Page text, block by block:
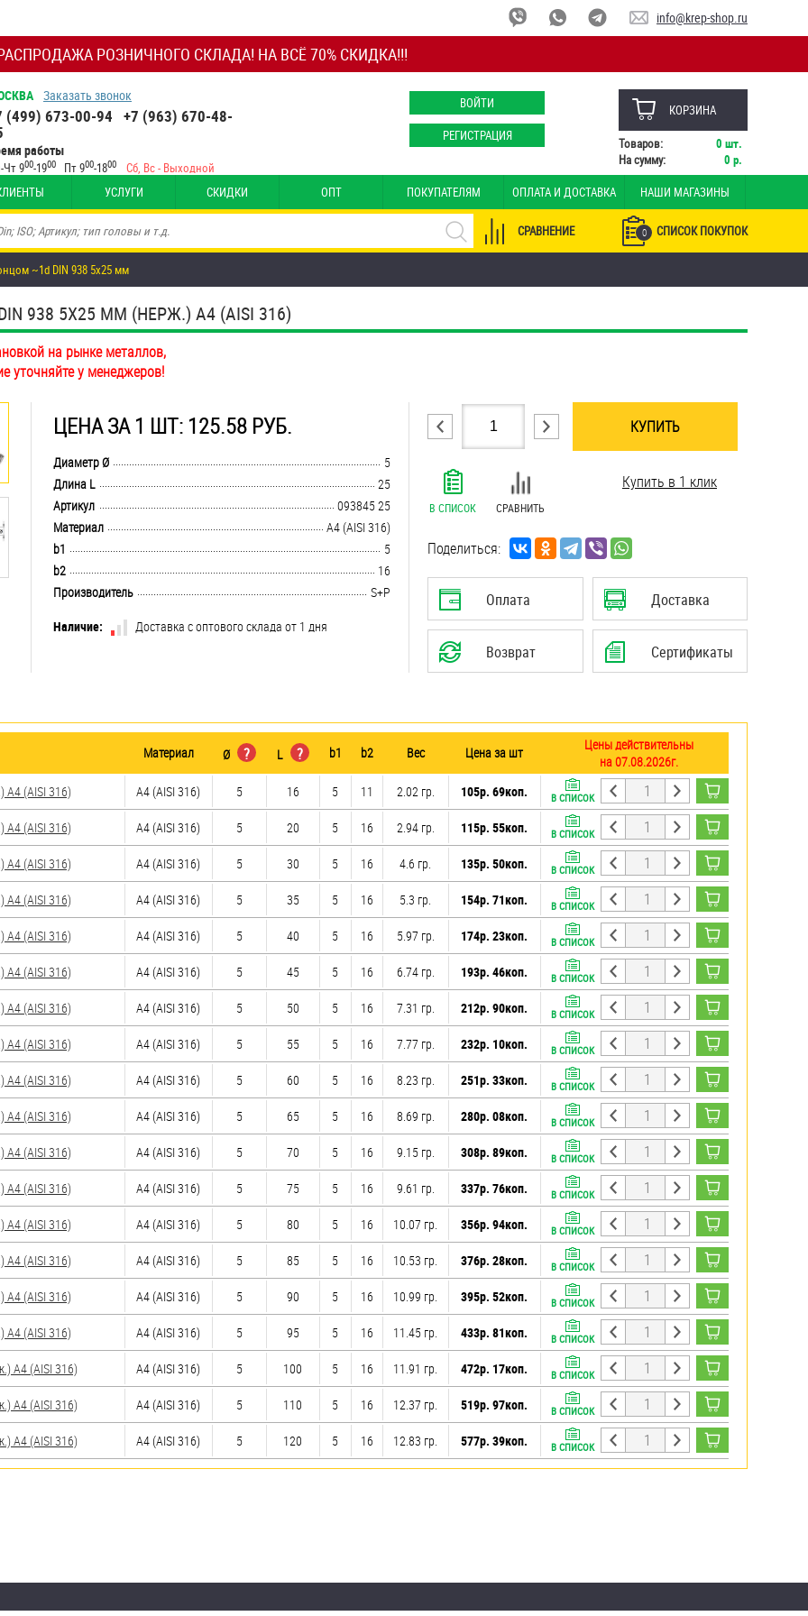
РОЗНИЧНОГО СКЛАДА! НА ВСЁ 70% СКИДКА!!!
info@krep-shop.ru
Заказать звонок
(499) 673-00-94 +7 (963) 670-48-
работы
Чт 900-1900 Пт 900-1800 Сб, Вс - Выходной
ВОЙТИ
РЕГИСТРАЦИЯ
КОРЗИНА
Товаров: 0 шт.
На сумму:
0 р.
УСЛУГИ СКИДКИ ОПТ ПОКУПАТЕЛЯМ ОПЛАТА И ДОСТАВКА НАШИ МАГАЗИНЫ
0 СПИСОК ПОКУПОК
СРАВНЕНИЕ
~1d DIN 938 5х25 мм
938 5Х25 ММ (НЕРЖ.) A4 (AISI 316)
на рынке металлов,
уточняйте у менеджеров!
ЦЕНА ЗА 1 ШТ: 125.58 РУБ.
........................................................................................................................................................................................................
Диаметр Ø
5
........................................................................................................................................................................................................
Длина L
25
........................................................................................................................................................................................................
Артикул
093845 25
........................................................................................................................................................................................................
Материал
A4 (AISI 316)
........................................................................................................................................................................................................
b1
5
........................................................................................................................................................................................................
b2
16
........................................................................................................................................................................................................
Производитель
S+P
Наличие:
Доставка с оптового склада от 1 дня
КУПИТЬ
В СПИСОК СРАВНИТЬ
Купить в 1 клик
Поделиться:
Оплата Доставка
Возврат Сертификаты
Материал Ø ? L ? b1 b2 Вес Цена за шт
Цены действительны
на 07.08.2026г.
(AISI 316)
A4 (AISI 316) 5 16 5 11 2.02 гр. 105р. 69коп. В СПИСОК
(AISI 316) A4 (AISI 316) 5 20 5 16 2.94 гр. 115р. 55коп. В СПИСОК
(AISI 316) A4 (AISI 316) 5 30 5 16 4.6 гр. 135р. 50коп. В СПИСОК
(AISI 316) A4 (AISI 316) 5 35 5 16 5.3 гр. 154р. 71коп. В СПИСОК
(AISI 316) A4 (AISI 316) 5 40 5 16 5.97 гр. 174р. 23коп. В СПИСОК
(AISI 316) A4 (AISI 316) 5 45 5 16 6.74 гр. 193р. 46коп. В СПИСОК
(AISI 316) A4 (AISI 316) 5 50 5 16 7.31 гр. 212р. 90коп. В СПИСОК
(AISI 316) A4 (AISI 316) 5 55 5 16 7.77 гр. 232р. 10коп. В СПИСОК
(AISI 316) A4 (AISI 316) 5 60 5 16 8.23 гр. 251р. 33коп. В СПИСОК
(AISI 316) A4 (AISI 316) 5 65 5 16 8.69 гр. 280р. 08коп. В СПИСОК
(AISI 316) A4 (AISI 316) 5 70 5 16 9.15 гр. 308р. 89коп. В СПИСОК
(AISI 316) A4 (AISI 316) 5 75 5 16 9.61 гр. 337р. 76коп. В СПИСОК
(AISI 316) A4 (AISI 316) 5 80 5 16 10.07 гр. 356р. 94коп. В СПИСОК
(AISI 316) A4 (AISI 316) 5 85 5 16 10.53 гр. 376р. 28коп. В СПИСОК
(AISI 316) A4 (AISI 316) 5 90 5 16 10.99 гр. 395р. 52коп. В СПИСОК
(AISI 316) A4 (AISI 316) 5 95 5 16 11.45 гр. 433р. 81коп. В СПИСОК
A4 (AISI 316) A4 (AISI 316) 5 100 5 16 11.91 гр. 472р. 17коп. В СПИСОК
A4 (AISI 316) A4 (AISI 316) 5 110 5 16 12.37 гр. 519р. 97коп. В СПИСОК
A4 (AISI 316) A4 (AISI 316) 5 120 5 16 12.83 гр. 577р. 39коп. В СПИСОК